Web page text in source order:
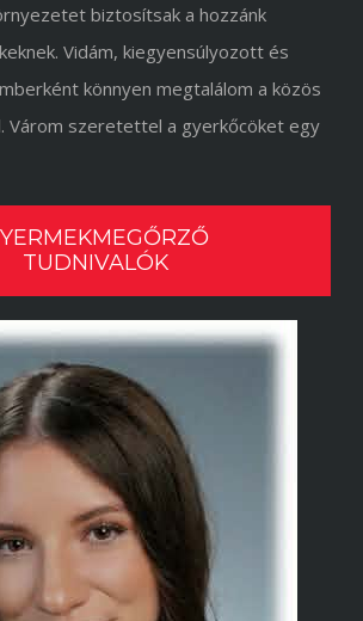
biztosítsak a hozzánk
Vidám, kiegyensúlyozott és
könnyen megtalálom a közös
Várom szeretettel a gyerkőcöket egy
TUDNIVALÓK